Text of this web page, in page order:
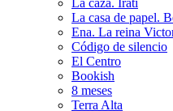
La caza. Irati
La casa de papel.
Ena. La reina
Código de silencio
El Centro
Bookish
8 meses
Terra Alta